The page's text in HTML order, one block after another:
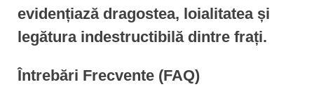
evidențiază dragostea, loialitatea și
legătura indestructibilă dintre frați.
Întrebări Frecvente (FAQ)